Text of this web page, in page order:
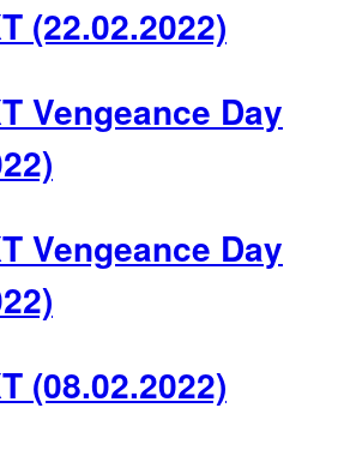
(22.02.2022)
Vengeance Day
Vengeance Day
(08.02.2022)